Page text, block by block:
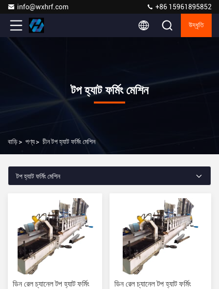
info@wxhrf.com +86 15961895852
উদ্ধৃতি
টপ হ্যাট ফর্মিং মেশিন
বাড়ি> পণ্য> চীন টপ হ্যাট ফর্মিং মেশিন
টপ হ্যাট ফর্মিং মেশিন
ডিন রেল চ্যানেল টপ হ্যাট ফর্মিং
ডিন রেল চ্যানেল টপ হ্যাট ফর্মিং